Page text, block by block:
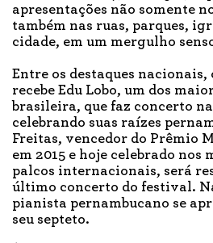
apresentações não somente
também nas ruas, parques,
cidade, em um mergulho
Entre os destaques
recebe Edu Lobo, um dos
brasileira, que faz concerto
celebrando suas raízes
Freitas, vencedor do Prêmio
em 2015 e hoje celebrado nos
palcos internacionais, será
último concerto do festival.
pianista pernambucano se
seu septeto.